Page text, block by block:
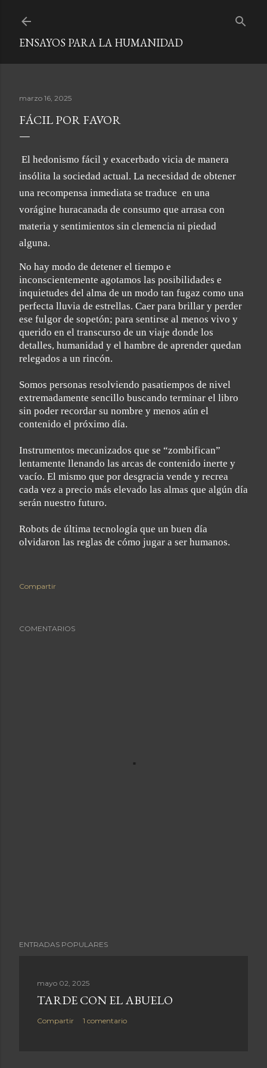
ENSAYOS PARA LA HUMANIDAD
marzo 16, 2025
FÁCIL POR FAVOR
El hedonismo fácil y exacerbado vicia de manera
insólita la sociedad actual. La necesidad de obtener
una recompensa inmediata se traduce en una
vorágine huracanada de consumo que arrasa con
materia y sentimientos sin clemencia ni piedad
alguna.
No hay modo de detener el tiempo e
inconscientemente agotamos las posibilidades e
inquietudes del alma de un modo tan fugaz como una
perfecta lluvia de estrellas. Caer para brillar y perder
ese fulgor de sopetón; para sentirse al menos vivo y
querido en el transcurso de un viaje donde los
detalles, humanidad y el hambre de aprender quedan
relegados a un rincón.
Somos personas resolviendo pasatiempos de nivel
extremadamente sencillo buscando terminar el libro
sin poder recordar su nombre y menos aún el
contenido el próximo día.
Instrumentos mecanizados que se “zombifican”
lentamente llenando las arcas de contenido inerte y
vacío. El mismo que por desgracia vende y recrea
cada vez a precio más elevado las almas que algún día
serán nuestro futuro.
Robots de última tecnología que un buen día
olvidaron las reglas de cómo jugar a ser humanos.
Compartir
COMENTARIOS
ENTRADAS POPULARES
mayo 02, 2025
TARDE CON EL ABUELO
Compartir 1 comentario